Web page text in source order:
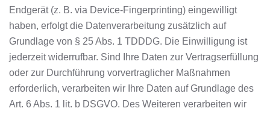
Endgerät (z. B. via Device-Fingerprinting) eingewilligt
haben, erfolgt die Datenverarbeitung zusätzlich auf
Grundlage von § 25 Abs. 1 TDDDG. Die Einwilligung ist
jederzeit widerrufbar. Sind Ihre Daten zur Vertragserfüllung
oder zur Durchführung vorvertraglicher Maßnahmen
erforderlich, verarbeiten wir Ihre Daten auf Grundlage des
Art. 6 Abs. 1 lit. b DSGVO. Des Weiteren verarbeiten wir